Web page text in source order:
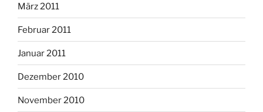
März 2011
Februar 2011
Januar 2011
Dezember 2010
November 2010